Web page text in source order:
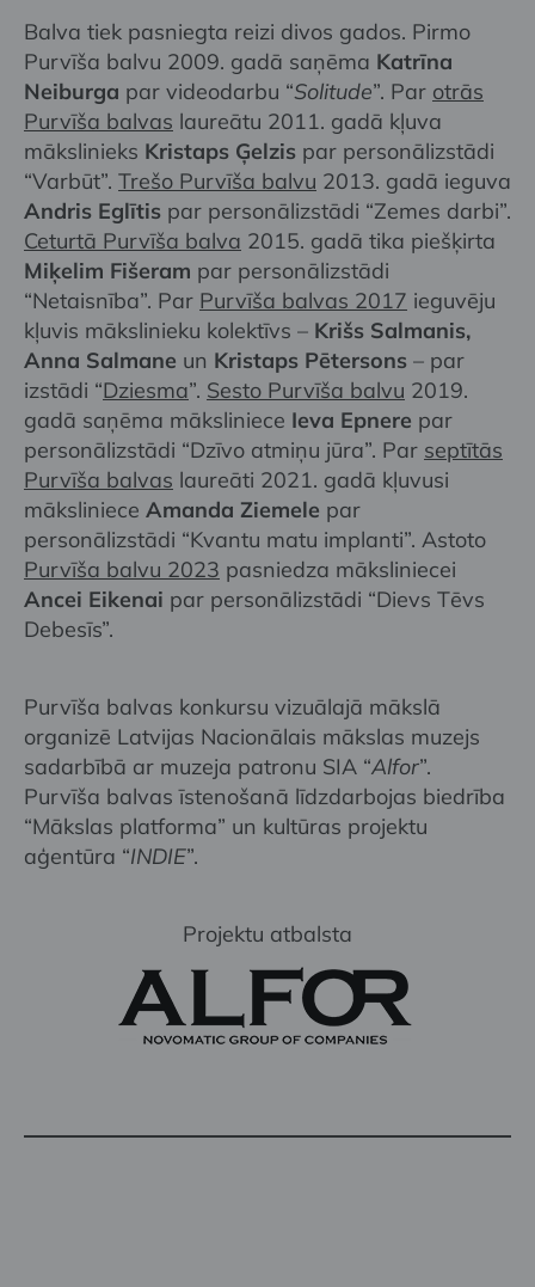
Balva tiek pasniegta reizi divos gados. Pirmo
Purvīša balvu 2009. gadā saņēma Katrīna
Neiburga par videodarbu “Solitude”. Par otrās
Purvīša balvas laureātu 2011. gadā kļuva
mākslinieks Kristaps Ģelzis par personālizstādi
“Varbūt”. Trešo Purvīša balvu 2013. gadā ieguva
Andris Eglītis par personālizstādi “Zemes darbi”.
Ceturtā Purvīša balva 2015. gadā tika piešķirta
Miķelim Fišeram par personālizstādi
“Netaisnība”. Par Purvīša balvas 2017 ieguvēju
kļuvis mākslinieku kolektīvs – Krišs Salmanis,
Anna Salmane un Kristaps Pētersons – par
izstādi “Dziesma”. Sesto Purvīša balvu 2019.
gadā saņēma māksliniece Ieva Epnere par
personālizstādi “Dzīvo atmiņu jūra”. Par septītās
Purvīša balvas laureāti 2021. gadā kļuvusi
māksliniece Amanda Ziemele par
personālizstādi “Kvantu matu implanti”. Astoto
Purvīša balvu 2023 pasniedza māksliniecei
Ancei Eikenai par personālizstādi “Dievs Tēvs
Debesīs”.
Purvīša balvas konkursu vizuālajā mākslā
organizē Latvijas Nacionālais mākslas muzejs
sadarbībā ar muzeja patronu SIA “Alfor”.
Purvīša balvas īstenošanā līdzdarbojas biedrība
“Mākslas platforma” un kultūras projektu
aģentūra “INDIE”.
Projektu atbalsta